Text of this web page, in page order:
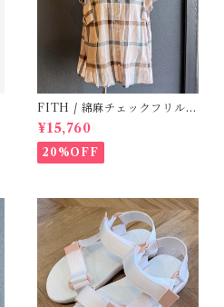
FITH / 綿麻チェックフリルブ
ラウス(Be) / Size 1・2
¥15,760
20%OFF